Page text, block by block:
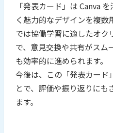
「発表カード」は Canva
く魅力的なデザインを複数
では協働学習に適したオク
で、意見交換や共有がスム
も効率的に進められます。
今後は、この「発表カード
とで、評価や振り返りにも
ます。